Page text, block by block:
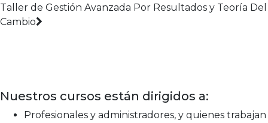
Taller de Gestión Avanzada Por Resultados y Teoría Del
Cambio
Nuestros cursos están dirigidos a:
Profesionales y administradores, y quienes trabajan